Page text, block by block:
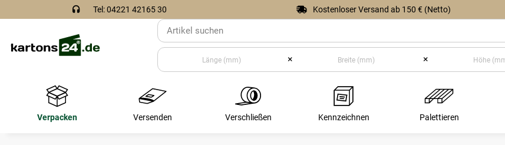
Tel: 04221 42165 30 Kostenloser Versand ab 150 € (Netto)
× ×
Verpacken Versenden Verschließen Kennzeichnen Palettieren